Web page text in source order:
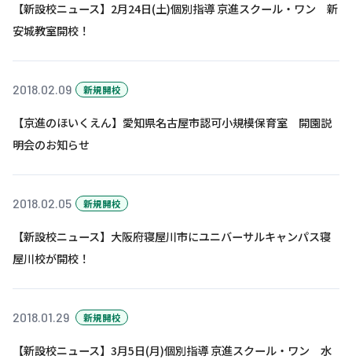
【新設校ニュース】2月24日(土)個別指導 京進スクール・ワン 新
安城教室開校！
2018.02.09 新規開校
【京進のほいくえん】愛知県名古屋市認可小規模保育室 開園説
明会のお知らせ
2018.02.05 新規開校
【新設校ニュース】大阪府寝屋川市にユニバーサルキャンパス寝
屋川校が開校！
2018.01.29 新規開校
【新設校ニュース】3月5日(月)個別指導 京進スクール・ワン 水